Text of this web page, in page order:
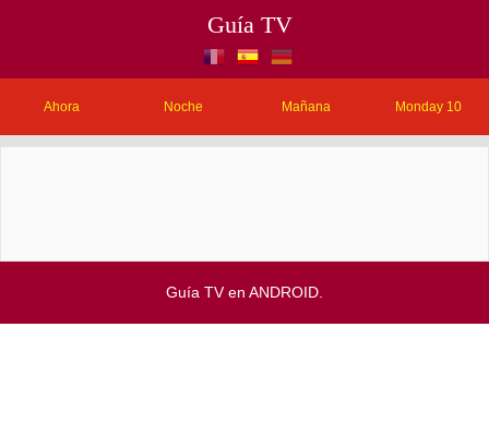
Guía TV
Ahora Noche Mañana Monday 10
Guía TV en ANDROID.